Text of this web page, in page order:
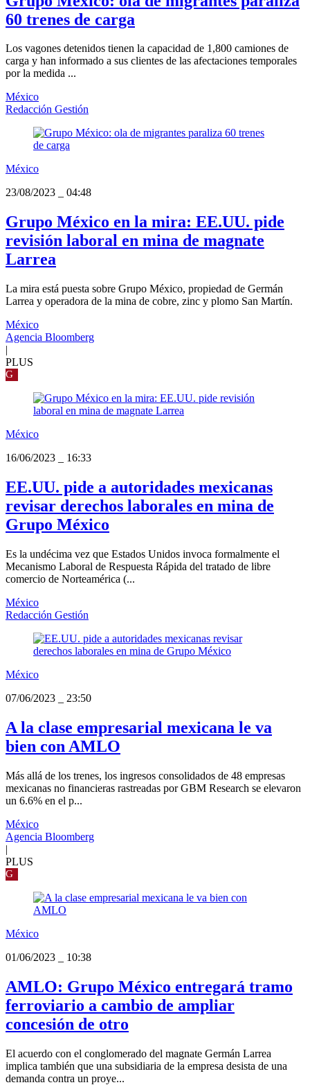
60 trenes de carga
Los vagones detenidos tienen la capacidad de 1,800 camiones de
carga y han informado a sus clientes de las afectaciones temporales
por la medida ...
México
Redacción Gestión
México
23/08/2023
04:48
Grupo México en la mira: EE.UU. pide
revisión laboral en mina de magnate
Larrea
La mira está puesta sobre Grupo México, propiedad de Germán
Larrea y operadora de la mina de cobre, zinc y plomo San Martín.
México
Agencia Bloomberg
|
PLUS
G
México
16/06/2023
16:33
EE.UU. pide a autoridades mexicanas
revisar derechos laborales en mina de
Grupo México
Es la undécima vez que Estados Unidos invoca formalmente el
Mecanismo Laboral de Respuesta Rápida del tratado de libre
comercio de Norteamérica (...
México
Redacción Gestión
México
07/06/2023
23:50
A la clase empresarial mexicana le va
bien con AMLO
Más allá de los trenes, los ingresos consolidados de 48 empresas
mexicanas no financieras rastreadas por GBM Research se elevaron
un 6.6% en el p...
México
Agencia Bloomberg
|
PLUS
G
México
01/06/2023
10:38
AMLO: Grupo México entregará tramo
ferroviario a cambio de ampliar
concesión de otro
El acuerdo con el conglomerado del magnate Germán Larrea
implica también que una subsidiaria de la empresa desista de una
demanda contra un proye...